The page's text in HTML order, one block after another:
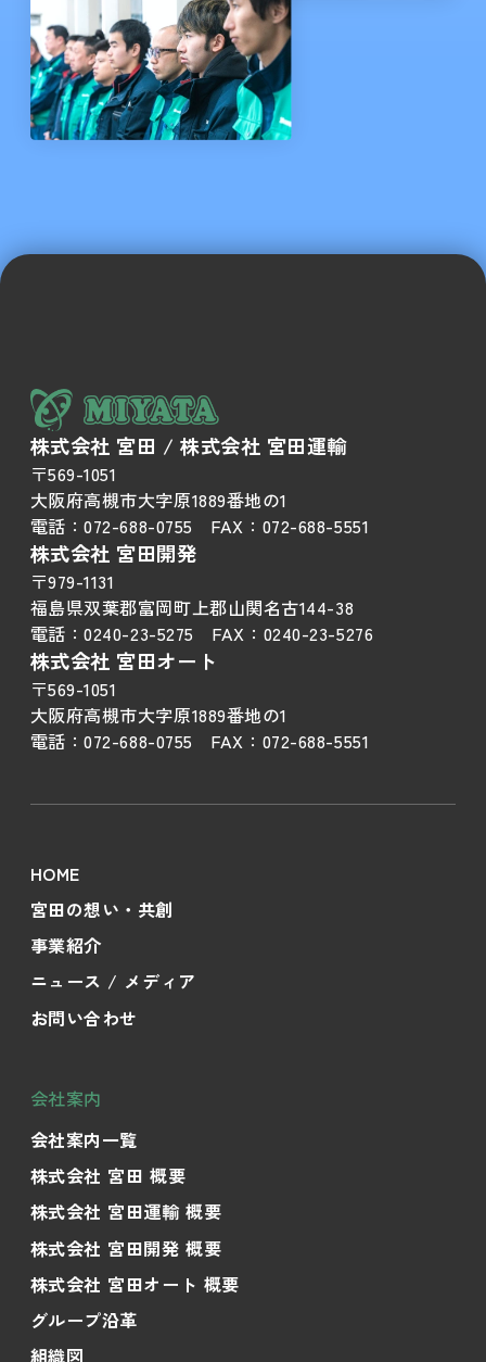
株式会社 宮田 / 株式会社 宮田運輸
〒569-1051
大阪府高槻市大字原1889番地の1
電話：072-688-0755 FAX： 072-688-5551
株式会社 宮田開発
〒979-1131
福島県双葉郡富岡町上郡山関名古144-38
電話：0240-23-5275 FAX： 0240-23-5276
株式会社 宮田オート
〒569-1051
大阪府高槻市大字原1889番地の1
電話：072-688-0755 FAX： 072-688-5551
HOME
宮田の想い・共創
事業紹介
ニュース / メディア
お問い合わせ
会社案内
会社案内一覧
株式会社 宮田 概要
株式会社 宮田運輸 概要
株式会社 宮田開発 概要
株式会社 宮田オート 概要
グループ沿革
組織図